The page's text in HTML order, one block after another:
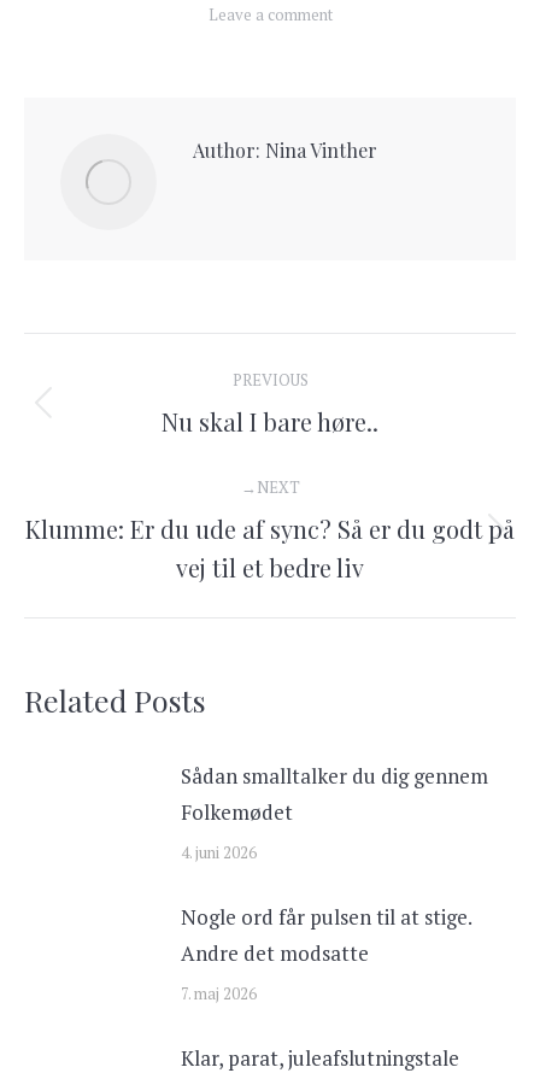
Leave a comment
Author: Nina Vinther
navigation
PREVIOUS
Previous
Nu skal I bare høre..
NEXT
Next
post:
Klumme: Er du ude af sync? Så er du godt på
vej til et bedre liv
Related Posts
Sådan smalltalker du dig gennem
Folkemødet
4. juni 2026
Nogle ord får pulsen til at stige.
Andre det modsatte
7. maj 2026
Klar, parat, juleafslutningstale